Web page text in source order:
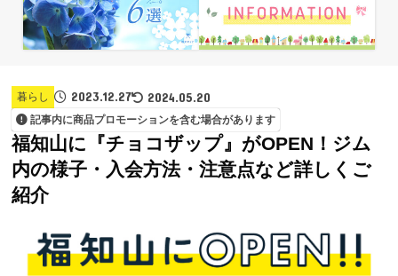
暮らし 2023.12.27 2024.05.20
記事内に商品プロモーションを含む場合があります
福知山に『チョコザップ』がOPEN！ジム
内の様子・入会方法・注意点など詳しくご
紹介